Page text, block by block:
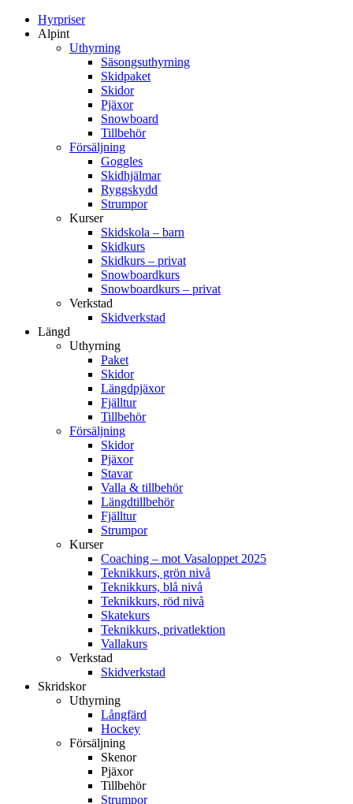
Hyrpriser
Alpint
Uthyrning
Säsongsuthyrning
Skidpaket
Skidor
Pjäxor
Snowboard
Tillbehör
Försäljning
Goggles
Skidhjälmar
Ryggskydd
Strumpor
Kurser
Skidskola – barn
Skidkurs
Skidkurs – privat
Snowboardkurs
Snowboardkurs – privat
Verkstad
Skidverkstad
Längd
Uthyrning
Paket
Skidor
Längdpjäxor
Fjälltur
Tillbehör
Försäljning
Skidor
Pjäxor
Stavar
Valla & tillbehör
Längdtillbehör
Fjälltur
Strumpor
Kurser
Coaching – mot Vasaloppet 2025
Teknikkurs, grön nivå
Teknikkurs, blå nivå
Teknikkurs, röd nivå
Skatekurs
Teknikkurs, privatlektion
Vallakurs
Verkstad
Skidverkstad
Skridskor
Uthyrning
Långfärd
Hockey
Försäljning
Skenor
Pjäxor
Tillbehör
Strumpor